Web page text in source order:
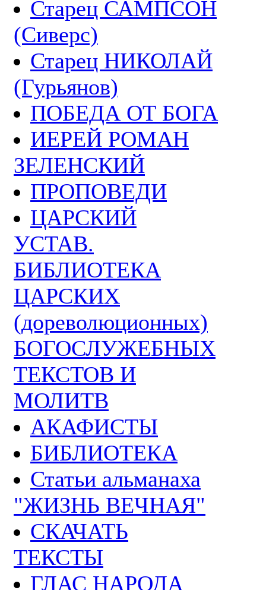
Старец САМПСОН
(Сиверс)
Старец НИКОЛАЙ
(Гурьянов)
ПОБЕДА ОТ БОГА
ИЕРЕЙ РОМАН
ЗЕЛЕНСКИЙ
ПРОПОВЕДИ
ЦАРСКИЙ
УСТАВ.
БИБЛИОТЕКА
ЦАРСКИХ
(дореволюционных)
БОГОСЛУЖЕБНЫХ
ТЕКСТОВ И
МОЛИТВ
АКАФИСТЫ
БИБЛИОТЕКА
Статьи альманаха
"ЖИЗНЬ ВЕЧНАЯ"
СКАЧАТЬ
ТЕКСТЫ
ГЛАС НАРОДА